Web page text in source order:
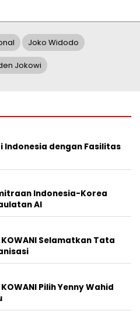
Joko Widodo
Jokowi
Indonesia dengan Fasilitas
Indonesia-Korea
AI
Selamatkan Tata
Pilih Yenny Wahid